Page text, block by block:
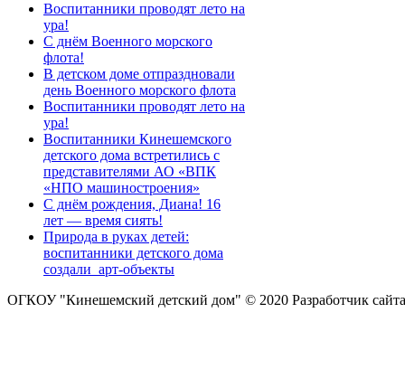
Воспитанники проводят лето на
ура!
С днём Военного морского
флота!
В детском доме отпраздновали
день Военного морского флота
Воспитанники проводят лето на
ура!
Воспитанники Кинешемского
детского дома встретились с
представителями АО «ВПК
«НПО машиностроения»
С днём рождения, Диана! 16
лет — время сиять!
Природа в руках детей:
воспитанники детского дома
создали арт-объекты
ОГКОУ "Кинешемский детский дом" © 2020 Разработчик